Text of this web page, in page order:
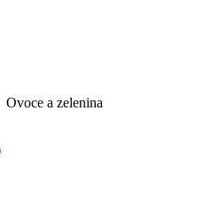
Ovoce a zelenina